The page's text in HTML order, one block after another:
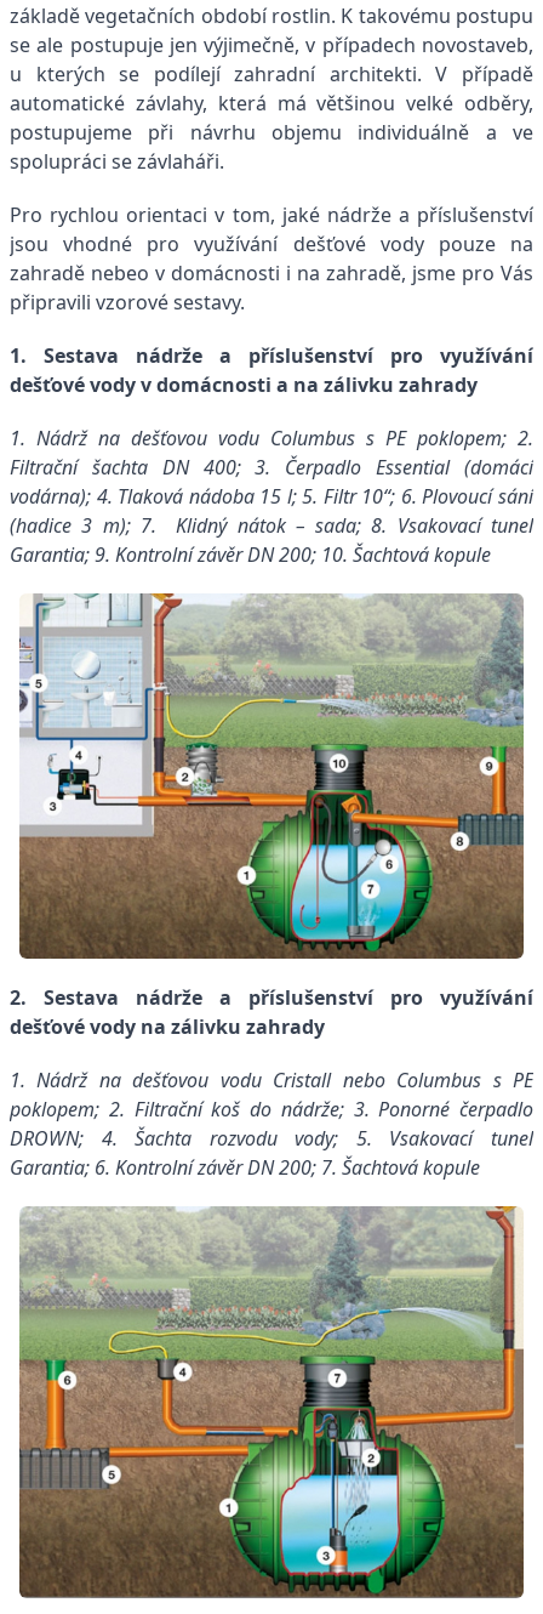
základě vegetačních období rostlin. K takovému postupu
se ale postupuje jen výjimečně, v případech novostaveb,
u kterých se podílejí zahradní architekti. V případě
automatické závlahy, která má většinou velké odběry,
postupujeme při návrhu objemu individuálně a ve
spolupráci se závlaháři.
Pro rychlou orientaci v tom, jaké nádrže a příslušenství
jsou vhodné pro využívání dešťové vody pouze na
zahradě nebeo v domácnosti i na zahradě, jsme pro Vás
připravili vzorové sestavy.
1. Sestava nádrže a příslušenství pro využívání
dešťové vody v domácnosti a na zálivku zahrady
1. Nádrž na dešťovou vodu Columbus s PE poklopem; 2.
Filtrační šachta DN 400;3. Čerpadlo Essential (domácí
vodárna); 4. Tlaková nádoba 15 l;5. Filtr 10‘‘; 6. Plovoucí sání
(hadice 3 m); 7. Klidný nátok – sada;8. Vsakovací tunel
Garantia;9. Kontrolní závěr DN 200; 10. Šachtová kopule
2. Sestava nádrže a příslušenství pro využívání
dešťové vody na zálivku zahrady
1. Nádrž na dešťovou vodu Cristall nebo Columbus s PE
poklopem; 2. Filtrační koš do nádrže; 3.Ponorné čerpadlo
DROWN; 4. Šachta rozvodu vody; 5. Vsakovací tunel
Garantia; 6. Kontrolní závěr DN 200; 7. Šachtová kopule